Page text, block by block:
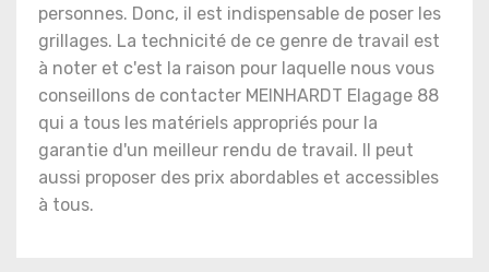
personnes. Donc, il est indispensable de poser les
grillages. La technicité de ce genre de travail est
à noter et c'est la raison pour laquelle nous vous
conseillons de contacter MEINHARDT Elagage 88
qui a tous les matériels appropriés pour la
garantie d'un meilleur rendu de travail. Il peut
aussi proposer des prix abordables et accessibles
à tous.